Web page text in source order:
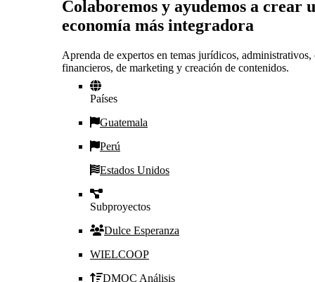
Colaboremos y ayudemos a crear
economía más integradora
Aprenda de expertos en temas jurídicos, administrativos,
financieros, de marketing y creación de contenidos.
Países
Guatemala
Perú
Estados Unidos
Subproyectos
Dulce Esperanza
WIELCOOP
DMOC Análisis